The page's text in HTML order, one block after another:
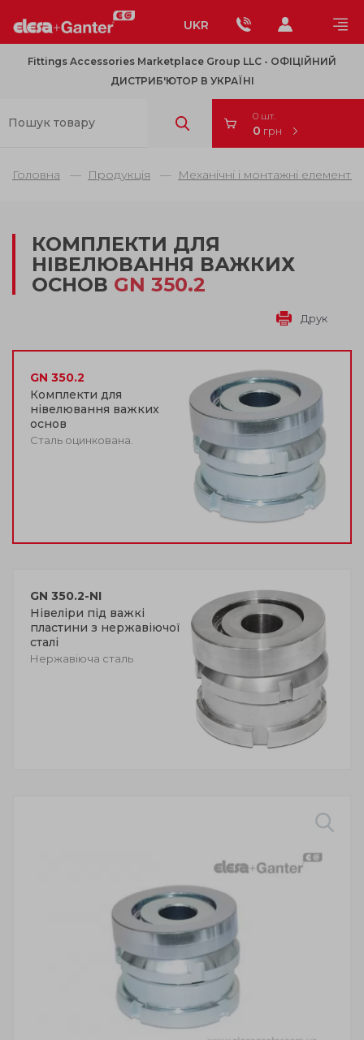
UKR
Fittings Accessories Marketplace Group LLC - OФІЦІЙНИЙ
ДИСТРИБ'ЮТОР В УКРАЇНІ
0 шт.
0 грн
Головна Продукція Механічні і монтажні елементи
КОМПЛЕКТИ ДЛЯ
НІВЕЛЮВАННЯ ВАЖКИХ
ОСНОВ GN 350.2
Друк
GN 350.2
Комплекти для
нівелювання важких
основ
Сталь оцинкована.
GN 350.2-NI
Нівеліри під важкі
пластини з нержавіючої
сталі
Нержавіюча сталь